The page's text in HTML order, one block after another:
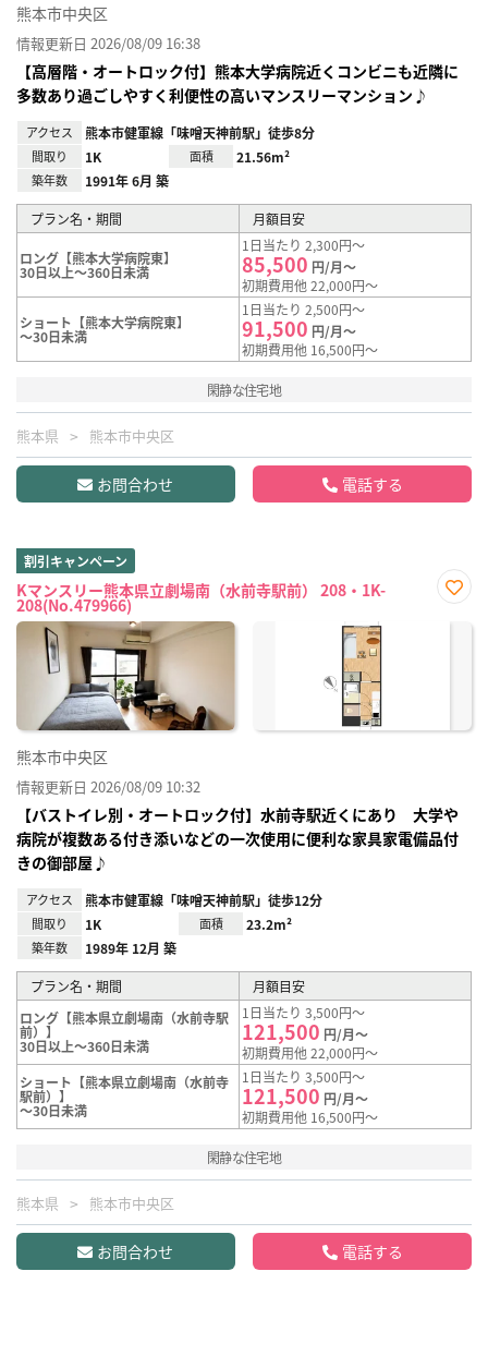
熊本市中央区
情報更新日 2026/08/09 16:38
【高層階・オートロック付】熊本大学病院近くコンビニも近隣に
多数あり過ごしやすく利便性の高いマンスリーマンション♪
アクセス 熊本市健軍線「味噌天神前駅」徒歩8分
間取り 1K 面積 21.56m²
築年数 1991年 6月 築
プラン名・期間 月額目安
ロング【熊本大学病院東】
30日以上～360日未満
1日当たり 2,300円～
85,500 円/月～
初期費用他 22,000円～
ショート【熊本大学病院東】
～30日未満
1日当たり 2,500円～
91,500 円/月～
初期費用他 16,500円～
閑静な住宅地
熊本県 熊本市中央区
お問合わせ 電話する
割引キャンペーン
Kマンスリー熊本県立劇場南（水前寺駅前） 208・1K-
208(No.479966)
に入
熊本市中央区
情報更新日 2026/08/09 10:32
【バストイレ別・オートロック付】水前寺駅近くにあり 大学や
病院が複数ある付き添いなどの一次使用に便利な家具家電備品付
きの御部屋♪
アクセス 熊本市健軍線「味噌天神前駅」徒歩12分
間取り 1K 面積 23.2m²
築年数 1989年 12月 築
プラン名・期間
月額目安
ロング【熊本県立劇場南（水前寺駅
前）】
30日以上～360日未満
1日当たり 3,500円～
121,500 円/月～
初期費用他 22,000円～
ショート【熊本県立劇場南（水前寺
駅前）】
～30日未満
1日当たり 3,500円～
121,500 円/月～
初期費用他 16,500円～
閑静な住宅地
熊本県 熊本市中央区
お問合わせ 電話する